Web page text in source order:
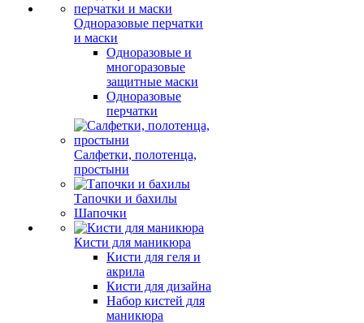
Одноразовые перчатки
и маски
Одноразовые и
многоразовые
защитные маски
Одноразовые
перчатки
Салфетки, полотенца,
простыни
Тапочки и бахилы
Шапочки
Кисти для маникюра
Кисти для геля и
акрила
Кисти для дизайна
Набор кистей для
маникюра